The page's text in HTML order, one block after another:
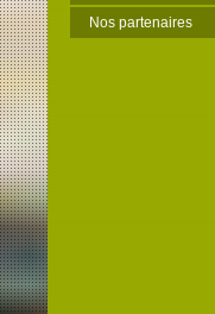
Nos partenaires